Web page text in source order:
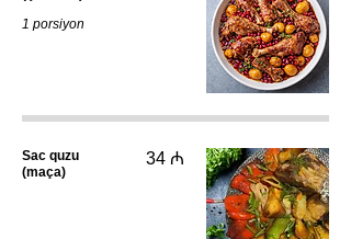
1 porsiyon
Sac quzu
(maça)
34 ₼